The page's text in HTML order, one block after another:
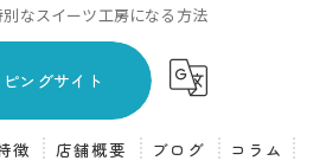
なスイーツ工房になる方法
ングサイト
徴 店舗概要 ブログ コラム